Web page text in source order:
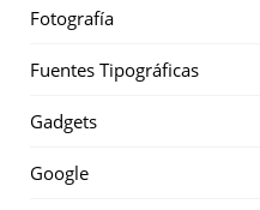
Fotografía
Fuentes Tipográficas
Gadgets
Google